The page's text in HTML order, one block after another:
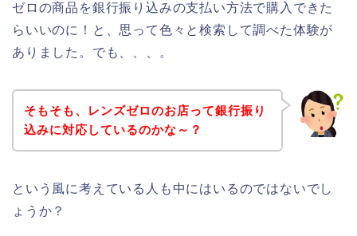
ゼロの商品を銀行振り込みの支払い方法で購入できた
らいいのに！と、思って色々と検索して調べた体験が
ありました。でも、、、。
そもそも、レンズゼロのお店って銀行振り
込みに対応しているのかな～？
という風に考えている人も中にはいるのではないでし
ょうか？